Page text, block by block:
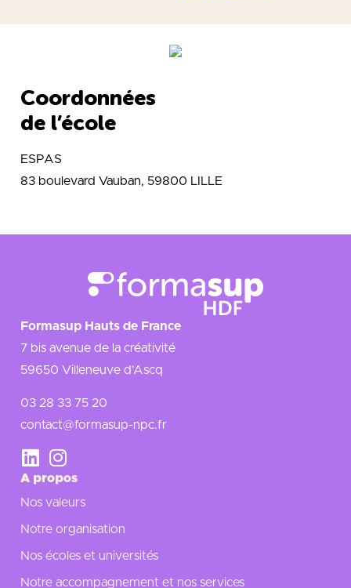
Coordonnées
de l’école
ESPAS
83 boulevard Vauban, 59800 LILLE
Formasup Hauts de France
7 bis avenue de la créativité
59650 Villeneuve d’Ascq
03 28 33 75 20
contact@formasup-npc.fr
A propos
Nos valeurs
Notre organisation
Nos écoles et universités
Notre accompagnement et nos services